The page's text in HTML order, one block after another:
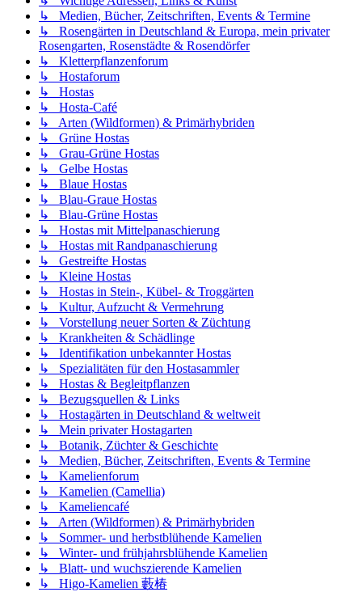
↳ Medien, Bücher, Zeitschriften, Events & Termine
↳ Rosengärten in Deutschland & Europa, mein privater
Rosengarten, Rosenstädte & Rosendörfer
↳ Kletterpflanzenforum
↳ Hostaforum
↳ Hostas
↳ Hosta-Café
↳ Arten (Wildformen) & Primärhybriden
↳ Grüne Hostas
↳ Grau-Grüne Hostas
↳ Gelbe Hostas
↳ Blaue Hostas
↳ Blau-Graue Hostas
↳ Blau-Grüne Hostas
↳ Hostas mit Mittelpanaschierung
↳ Hostas mit Randpanaschierung
↳ Gestreifte Hostas
↳ Kleine Hostas
↳ Hostas in Stein-, Kübel- & Troggärten
↳ Kultur, Aufzucht & Vermehrung
↳ Vorstellung neuer Sorten & Züchtung
↳ Krankheiten & Schädlinge
↳ Identifikation unbekannter Hostas
↳ Spezialitäten für den Hostasammler
↳ Hostas & Begleitpflanzen
↳ Bezugsquellen & Links
↳ Hostagärten in Deutschland & weltweit
↳ Mein privater Hostagarten
↳ Botanik, Züchter & Geschichte
↳ Medien, Bücher, Zeitschriften, Events & Termine
↳ Kamelienforum
↳ Kamelien (Camellia)
↳ Kameliencafé
↳ Arten (Wildformen) & Primärhybriden
↳ Sommer- und herbstblühende Kamelien
↳ Winter- und frühjahrsblühende Kamelien
↳ Blatt- und wuchszierende Kamelien
↳ Higo-Kamelien 藪椿